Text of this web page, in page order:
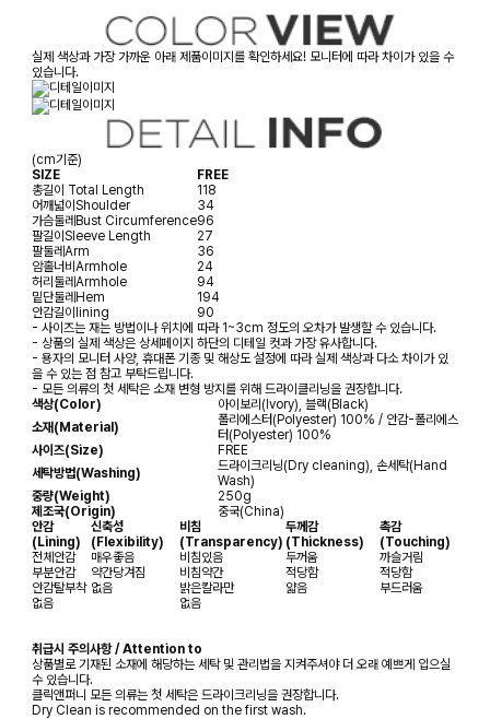
실제 색상과 가장 가까운 아래 제품이미지를 확인하세요! 모니터에 따라 차이가 있을 수
있습니다.
(cm기준)
SIZE
FREE
총길이 Total Length
118
어깨넓이Shoulder
34
가슴둘레Bust Circumference96
팔길이Sleeve Length
27
팔둘레Arm
36
암홀너비Armhole
24
허리둘레Armhole
94
밑단둘레Hem
194
안감길이lining
90
- 사이즈는 재는 방법이나 위치에 따라 1~3cm 정도의 오차가 발생할 수 있습니다.
- 상품의 실제 색상은 상세페이지 하단의 디테일 컷과 가장 유사합니다.
- 용자의 모니터 사양, 휴대폰 기종 및 해상도 설정에 따라 실제 색상과 다소 차이가 있
을 수 있는 점 참고 부탁드립니다.
- 모든 의류의 첫 세탁은 소재 변형 방지를 위해 드라이클리닝을 권장합니다.
색상(Color)
아이보리(Ivory), 블랙(Black)
소재(Material)
폴리에스터(Polyester) 100% / 안감-폴리에스
터(Polyester) 100%
사이즈(Size)
FREE
세탁방법(Washing)
드라이크리닝(Dry cleaning), 손세탁(Hand
Wash)
중량(Weight)
250g
제조국(Origin)
중국(China)
안감
(Lining)
신축성
(Flexibility)
비침
(Transparency)
두께감
(Thickness)
촉감
(Touching)
전체안감
매우좋음 비침있음 두꺼움
까슬거림
부분안감
약간당겨짐 비침약간 적당함
적당함
안감탈부착 없음 밝은칼라만 얇음
부드러움
없음
없음
취급시 주의사항 / Attention to
상품별로 기재된 소재에 해당하는 세탁 및 관리법을 지켜주셔야 더 오래 예쁘게 입으실
수 있습니다.
클릭앤퍼니 모든 의류는 첫 세탁은 드라이크리닝을 권장합니다.
Dry Clean is recommended on the first wash.